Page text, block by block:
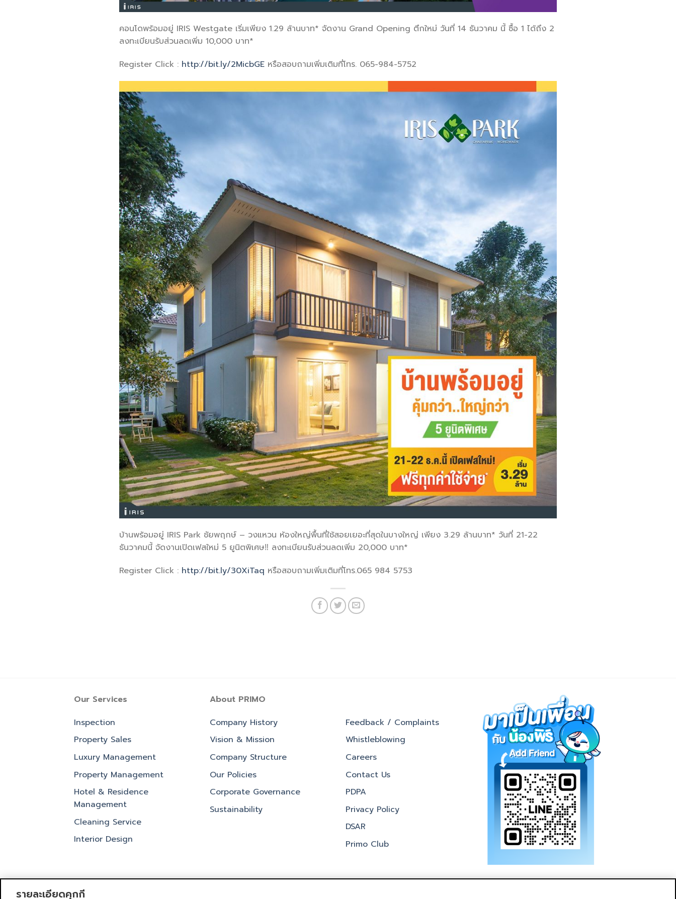
คอนโดพร้อมอยู่ IRIS Westgate เริ่มเพียง 1.29 ล้านบาท* จัดงาน Grand Opening ตึกใหม่ วันที่ 14 ธันวาคม นี้ ซื้อ 1 ได้ถึง 2
ลงทะเบียนรับส่วนลดเพิ่ม 10,000 บาท*
Register Click : http://bit.ly/2MicbGE หรือสอบถามเพิ่มเติมที่โทร. 065-984-5752
บ้านพร้อมอยู่ IRIS Park ชัยพฤกษ์ – วงแหวน ห้องใหญ่พื้นที่ใช้สอยเยอะที่สุดในบางใหญ่ เพียง 3.29 ล้านบาท* วันที่ 21-22
ธันวาคมนี้ จัดงานเปิดเฟสใหม่ 5 ยูนิตพิเศษ‼️ ลงทะเบียนรับส่วนลดเพิ่ม 20,000 บาท*
Register Click : http://bit.ly/30XiTaq หรือสอบถามเพิ่มเติมที่โทร.065 984 5753
Our Services
Inspection
Property Sales
Luxury Management
Property Management
Hotel & Residence
Management
Cleaning Service
Interior Design
About PRIMO
Company History
Vision & Mission
Company Structure
Our Policies
Corporate Governance
Sustainability
Feedback / Complaints
Whistleblowing
Careers
Contact Us
PDPA
Privacy Policy
DSAR
Primo Club
รายละเอียดคุกกี้